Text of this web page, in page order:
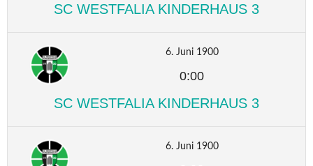
SC WESTFALIA KINDERHAUS 3
6. Juni 1900
0:00
SC WESTFALIA KINDERHAUS 3
6. Juni 1900